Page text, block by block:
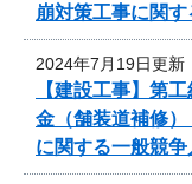
崩対策工事に関
2024年7月19日更新
【建設工事】第
金（舗装道補修
に関する一般競